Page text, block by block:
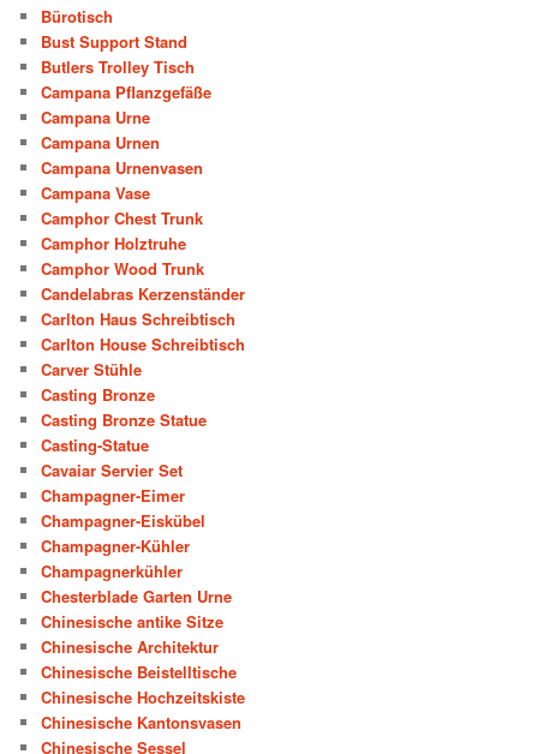
Bürotisch
Bust Support Stand
Butlers Trolley Tisch
Campana Pflanzgefäße
Campana Urne
Campana Urnen
Campana Urnenvasen
Campana Vase
Camphor Chest Trunk
Camphor Holztruhe
Camphor Wood Trunk
Candelabras Kerzenständer
Carlton Haus Schreibtisch
Carlton House Schreibtisch
Carver Stühle
Casting Bronze
Casting Bronze Statue
Casting-Statue
Cavaiar Servier Set
Champagner-Eimer
Champagner-Eiskübel
Champagner-Kühler
Champagnerkühler
Chesterblade Garten Urne
Chinesische antike Sitze
Chinesische Architektur
Chinesische Beistelltische
Chinesische Hochzeitskiste
Chinesische Kantonsvasen
Chinesische Sessel